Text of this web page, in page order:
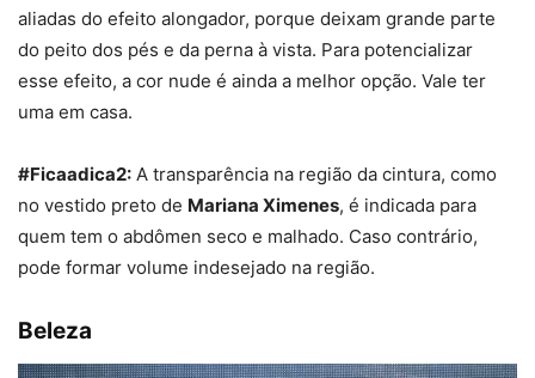
aliadas do efeito alongador, porque deixam grande parte
do peito dos pés e da perna à vista. Para potencializar
esse efeito, a cor nude é ainda a melhor opção. Vale ter
uma em casa.
#Ficaadica2: A transparência na região da cintura, como
no vestido preto de Mariana Ximenes, é indicada para
quem tem o abdômen seco e malhado. Caso contrário,
pode formar volume indesejado na região.
Beleza